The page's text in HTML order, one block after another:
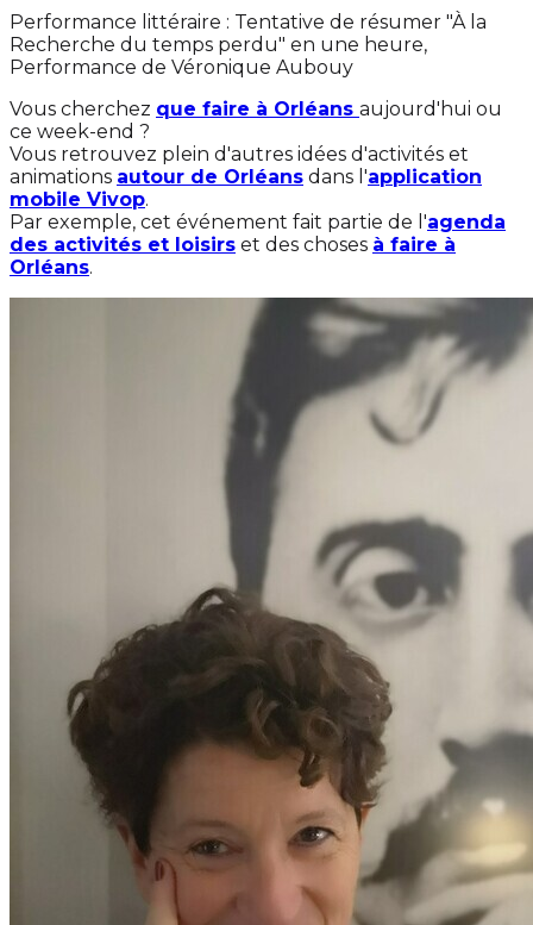
Performance littéraire : Tentative de résumer "À la
Recherche du temps perdu" en une heure,
Performance de Véronique Aubouy
Vous cherchez que faire à Orléans aujourd'hui ou
ce week-end ?
Vous retrouvez plein d'autres idées d'activités et
animations autour de Orléans dans l'application
mobile Vivop.
Par exemple, cet événement fait partie de l'agenda
des activités et loisirs et des choses à faire à
Orléans.